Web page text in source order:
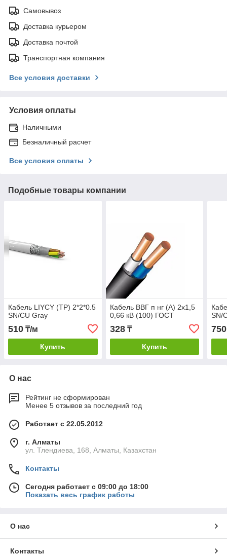
Самовывоз
Доставка курьером
Доставка почтой
Транспортная компания
Все условия доставки
Условия оплаты
Наличными
Безналичный расчет
Все условия оплаты
Подобные товары компании
Кабель LIYCY (TP) 2*2*0.5
SN/CU Gray
510 ₸/м
Купить
Кабель ВВГ п нг (А) 2х1,5
0,66 кВ (100) ГОСТ
328₸
Купить
SN/
750
О нас
Рейтинг не сформирован
Менее 5 отзывов за последний год
Работает с 22.05.2012
г. Алматы
ул. Тлендиева, 168, Алматы, Казахстан
Контакты
Сегодня работает с 09:00 до 18:00
Показать весь график работы
О нас
Контакты